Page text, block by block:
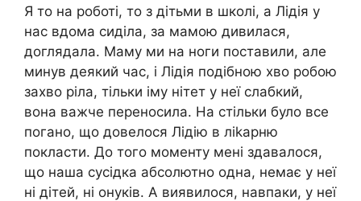
Я то на роботі, то з дітьми в школі, а Лідія у
нас вдома сиділа, за мамою дивилася,
доглядала. Маму ми на ноги поставили, але
минув деякий час, і Лідія подібною хво робою
захво ріла, тільки іму нітет у неї слабкий,
вона важче переносила. На стільки було все
погано, що довелося Лідію в ліkарню
покласти. До того моменту мені здавалося,
що наша сусідка абсолютно одна, немає у неї
ні дітей, ні онуків. А виявилося, навпаки, у неї